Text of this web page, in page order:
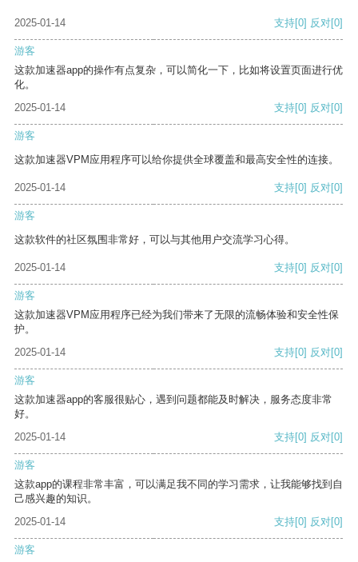
2025-01-14 支持[0] 反对[0]
游客
这款加速器app的操作有点复杂，可以简化一下，比如将设置页面进行优
化。
2025-01-14
支持[0] 反对[0]
游客
这款加速器VPM应用程序可以给你提供全球覆盖和最高安全性的连接。
2025-01-14 支持[0] 反对[0]
游客
这款软件的社区氛围非常好，可以与其他用户交流学习心得。
2025-01-14 支持[0] 反对[0]
游客
这款加速器VPM应用程序已经为我们带来了无限的流畅体验和安全性保
护。
2025-01-14
支持[0] 反对[0]
游客
这款加速器app的客服很贴心，遇到问题都能及时解决，服务态度非常
好。
2025-01-14
支持[0] 反对[0]
游客
这款app的课程非常丰富，可以满足我不同的学习需求，让我能够找到自
己感兴趣的知识。
2025-01-14
支持[0] 反对[0]
游客